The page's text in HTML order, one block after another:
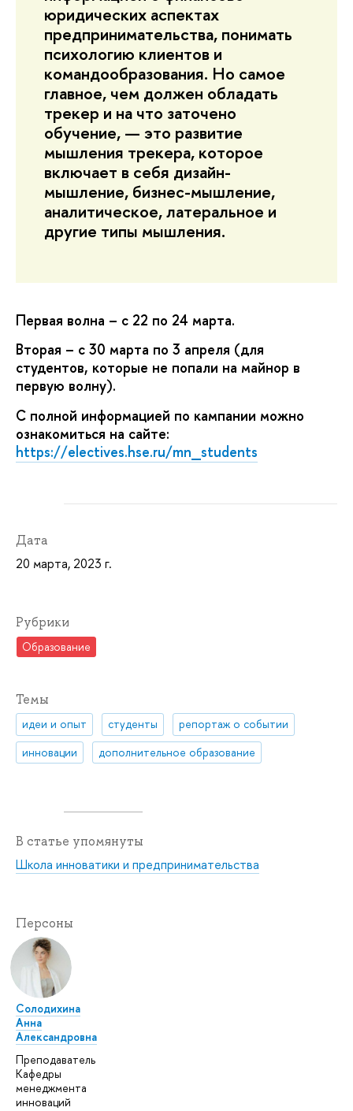
юридических аспектах
предпринимательства, понимать
психологию клиентов и
командообразования. Но самое
главное, чем должен обладать
трекер и на что заточено
обучение, — это развитие
мышления трекера, которое
включает в себя дизайн-
мышление, бизнес-мышление,
аналитическое, латеральное и
другие типы мышления.
Первая волна – с 22 по 24 марта.
Вторая – с 30 марта по 3 апреля (для
студентов, которые не попали на майнор в
первую волну).
С полной информацией по кампании можно
ознакомиться на сайте:
https://electives.hse.ru/mn_students
Дата
20 марта, 2023 г.
Рубрики
Образование
Темы
идеи и опыт студенты
репортаж о событии
инновации
дополнительное образование
В статье упомянуты
Школа инноватики и предпринимательства
Персоны
Солодихина
Анна
Александровна
Преподаватель
Кафедры
менеджмента
инноваций